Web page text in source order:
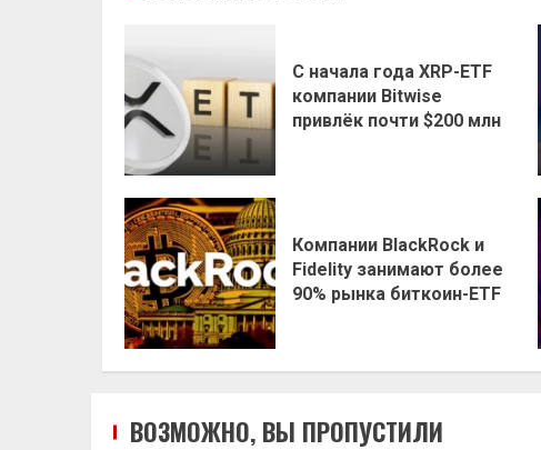
С начала года XRP-ETF
компании Bitwise
привлёк почти $200 млн
Компании BlackRock и
Fidelity занимают более
90% рынка биткоин-ETF
ВОЗМОЖНО, ВЫ ПРОПУСТИЛИ